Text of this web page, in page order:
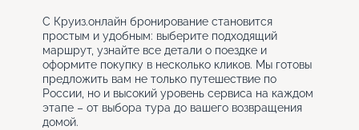
С Круиз.онлайн бронирование становится
простым и удобным: выберите подходящий
маршрут, узнайте все детали о поездке и
оформите покупку в несколько кликов. Мы готовы
предложить вам не только путешествие по
России, но и высокий уровень сервиса на каждом
этапе – от выбора тура до вашего возвращения
домой.